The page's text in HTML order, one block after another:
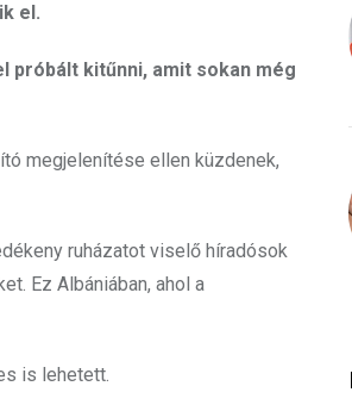
el.
próbált kitűnni, amit sokan még
megjelenítése ellen küzdenek,
ruházatot viselő híradósok
Ez Albániában, ahol a
is lehetett.